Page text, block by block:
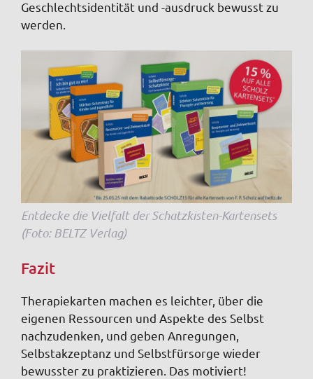
Geschlechtsidentität und -ausdruck bewusst zu
werden.
Entdecke die Vielfalt der Schatzkisten-Kartensets
(Foto: BELTZ Verlag)
Fazit
Therapiekarten machen es leichter, über die
eigenen Ressourcen und Aspekte des Selbst
nachzudenken, und geben Anregungen,
Selbstakzeptanz und Selbstfürsorge wieder
bewusster zu praktizieren. Das motiviert!